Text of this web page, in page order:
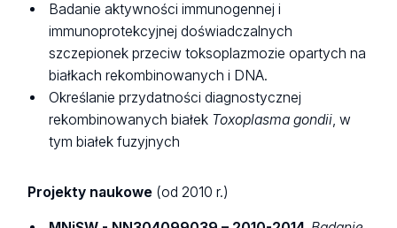
Badanie aktywności immunogennej i
immunoprotekcyjnej doświadczalnych
szczepionek przeciw toksoplazmozie opartych na
białkach rekombinowanych i DNA.
Określanie przydatności diagnostycznej
rekombinowanych białek Toxoplasma gondii, w
tym białek fuzyjnych
Projekty naukowe (od 2010 r.)